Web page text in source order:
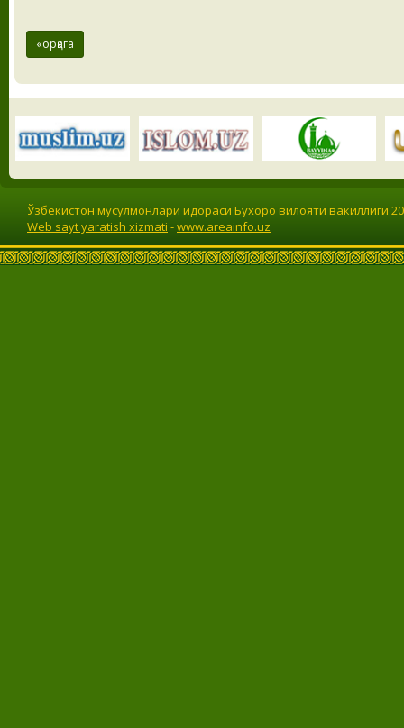
«орқага
Ўзбекистон мусулмонлари идораси Бухоро вилояти вакиллиги
Web sayt yaratish xizmati -www.areainfo.uz